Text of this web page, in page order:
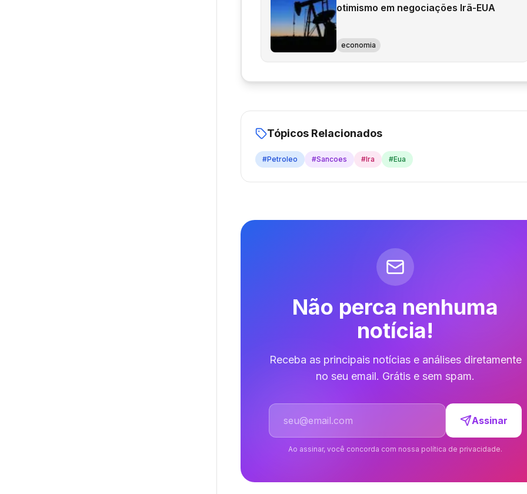
otimismo em negociações Irã-EUA
economia
Tópicos Relacionados
#Petroleo #Sancoes #Ira #Eua
Não perca nenhuma
notícia!
Receba as principais notícias e análises diretamente
no seu email. Grátis e sem spam.
Endereço de email
Assinar
Ao assinar, você concorda com nossa política de privacidade.